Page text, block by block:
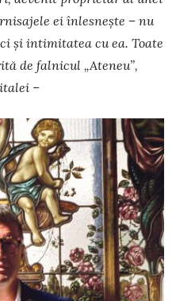
ei înlesnește – nu
și intimitatea cu ea. Toate
de falnicul „Ateneu”,
–